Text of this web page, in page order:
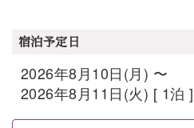
宿泊予定日
2026年8月10日(月) 〜
2026年8月11日(火) [ 1泊 ]